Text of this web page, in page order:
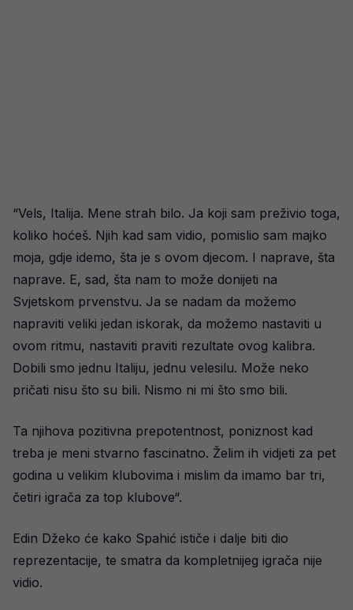
“Vels, Italija. Mene strah bilo. Ja koji sam preživio toga,
koliko hoćeš. Njih kad sam vidio, pomislio sam majko
moja, gdje idemo, šta je s ovom djecom. I naprave, šta
naprave. E, sad, šta nam to može donijeti na
Svjetskom prvenstvu. Ja se nadam da možemo
napraviti veliki jedan iskorak, da možemo nastaviti u
ovom ritmu, nastaviti praviti rezultate ovog kalibra.
Dobili smo jednu Italiju, jednu velesilu. Može neko
pričati nisu što su bili. Nismo ni mi što smo bili.
Ta njihova pozitivna prepotentnost, poniznost kad
treba je meni stvarno fascinatno. Želim ih vidjeti za pet
godina u velikim klubovima i mislim da imamo bar tri,
četiri igrača za top klubove“.
Edin Džeko će kako Spahić ističe i dalje biti dio
reprezentacije, te smatra da kompletnijeg igrača nije
vidio.